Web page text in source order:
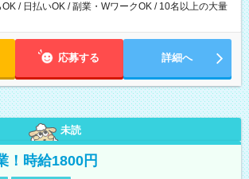
/ 日払いOK / 副業・WワークOK / 10名以上の大量
応募する 詳細へ
未読
！時給1800円